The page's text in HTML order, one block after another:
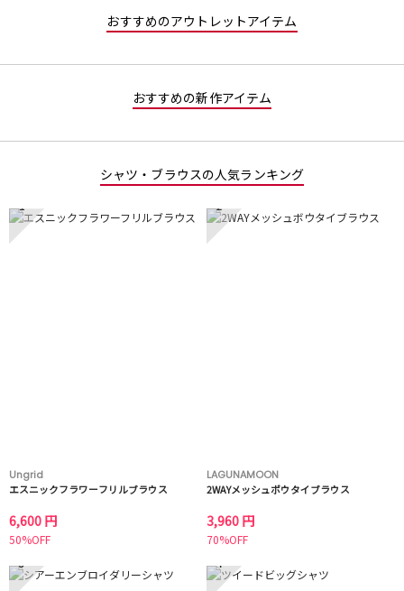
おすすめのアウトレットアイテム
おすすめの新作アイテム
シャツ・ブラウスの人気ランキング
1
Ungrid
エスニックフラワーフリルブラウス
6,600 円
50%OFF
2
LAGUNAMOON
2WAYメッシュボウタイブラウス
3,960 円
70%OFF
3 4